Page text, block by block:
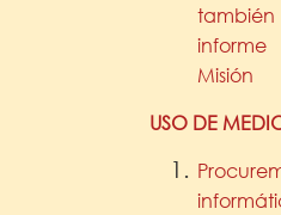
Misión
USO DE